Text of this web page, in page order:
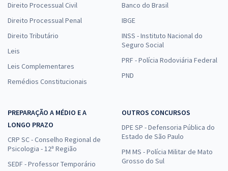
Direito Processual Civil
Direito Processual Penal
Direito Tributário
Leis
Leis Complementares
Remédios Constitucionais
Banco do Brasil
IBGE
INSS - Instituto Nacional do
Seguro Social
PRF - Polícia Rodoviária Federal
PND
PREPARAÇÃO A MÉDIO E A
LONGO PRAZO
CRP SC - Conselho Regional de
Psicologia - 12ª Região
SEDF - Professor Temporário
OUTROS CONCURSOS
DPE SP - Defensoria Pública do
Estado de São Paulo
PM MS - Polícia Militar de Mato
Grosso do Sul